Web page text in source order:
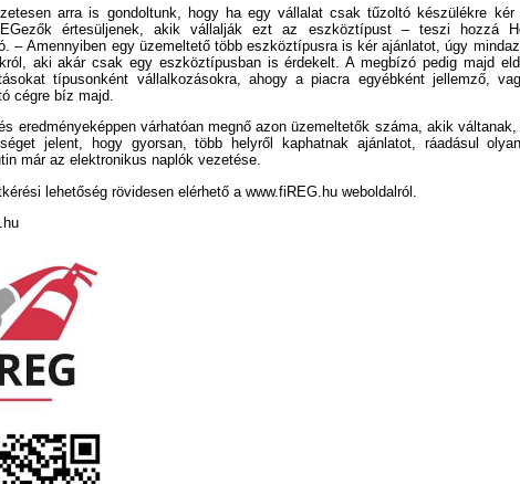
arra is gondoltunk, hogy ha egy vállalat csak tűzoltó készülékre
értesüljenek, akik vállalják ezt az eszköztípust – teszi hozzá
– Amennyiben egy üzemeltető több eszköztípusra is kér ajánlatot, úgy
aki akár csak egy eszköztípusban is érdekelt. A megbízó pedig majd
típusonként vállalkozásokra, ahogy a piacra egyébként jellemző,
cégre bíz majd.
eredményeképpen várhatóan megnő azon üzemeltetők száma, akik
jelent, hogy gyorsan, több helyről kaphatnak ajánlatot, ráadásul
már az elektronikus naplók vezetése.
lehetőség rövidesen elérhető a www.fiREG.hu weboldalról.